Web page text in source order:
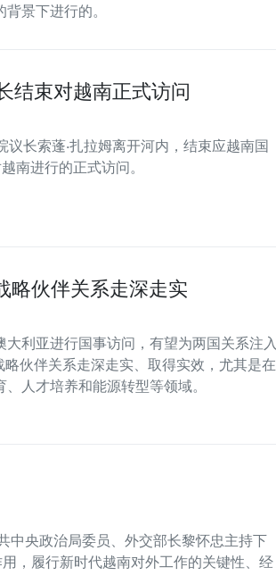
景下进行的。
结束对越南正式访问
长索蓬·扎拉姆离开河内，结束应越南国
南进行的正式访问。
略伙伴关系走深走实
利亚进行国事访问，有望为两国关系注入
伙伴关系走深走实、取得实效，尤其是在
人才培养和能源转型等领域。
中央政治局委员、外交部长黎怀忠主持下
，履行新时代越南对外工作的关键性、经